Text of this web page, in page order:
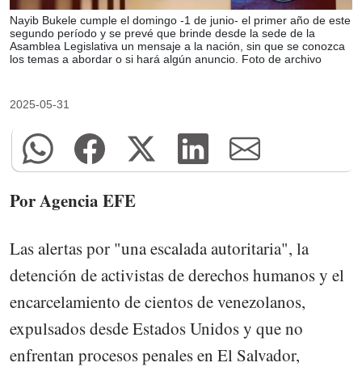
Nayib Bukele cumple el domingo -1 de junio- el primer año de este
segundo período y se prevé que brinde desde la sede de la
Asamblea Legislativa un mensaje a la nación, sin que se conozca
los temas a abordar o si hará algún anuncio. Foto de archivo
2025-05-31
Por Agencia EFE
Las alertas por "una escalada autoritaria", la
detención de activistas de derechos humanos y el
encarcelamiento de cientos de venezolanos,
expulsados desde Estados Unidos y que no
enfrentan procesos penales en El Salvador,